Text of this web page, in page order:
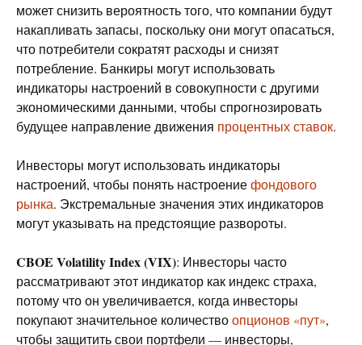
может снизить вероятность того, что компании будут
накапливать запасы, поскольку они могут опасаться,
что потребители сократят расходы и снизят
потребление. Банкиры могут использовать
индикаторы настроений в совокупности с другими
экономическими данными, чтобы спрогнозировать
будущее направление движения процентных ставок.
Инвесторы могут использовать индикаторы
настроений, чтобы понять настроениефондового
рынка. Экстремальные значения этих индикаторов
могут указывать на предстоящие развороты.
CBOE Volatility Index (VIX): Инвесторы часто
рассматривают этот индикатор как индекс страха,
потому что он увеличивается, когда инвесторы
покупают значительное количествоопционов «пут»,
чтобы защитить свои портфели — инвесторы,